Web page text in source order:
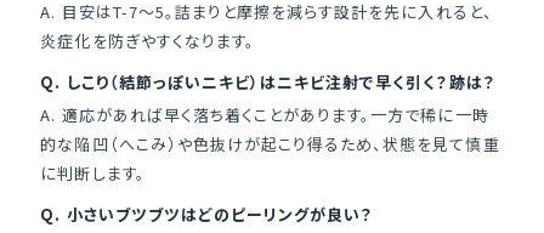
A. 目安はT-7〜5。詰まりと摩擦を減らす設計を先に入れると、
炎症化を防ぎやすくなります。
Q. しこり（結節っぽいニキビ）はニキビ注射で早く引く？跡は？
A. 適応があれば早く落ち着くことがあります。一方で稀に一時
的な陥凹（へこみ）や色抜けが起こり得るため、状態を見て慎重
に判断します。
Q. 小さいブツブツはどのピーリングが良い？